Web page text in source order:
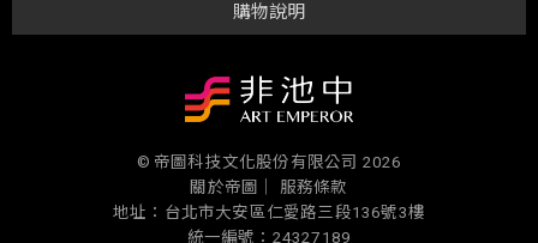
購物說明
© 帝圖科技文化股份有限公司 2026
關於帝圖｜
服務條款
地址：台北市大安區仁愛路三段136號3樓
統一編號：24327189